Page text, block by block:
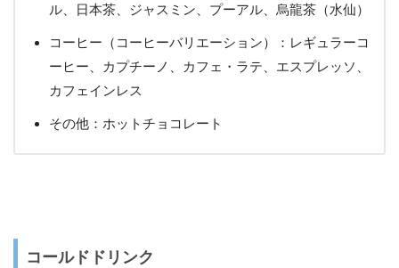
ル、日本茶、ジャスミン、プーアル、烏龍茶（水仙）
コーヒー（コーヒーバリエーション）：レギュラーコ
ーヒー、カプチーノ、カフェ・ラテ、エスプレッソ、
カフェインレス
その他：ホットチョコレート
コールドドリンク